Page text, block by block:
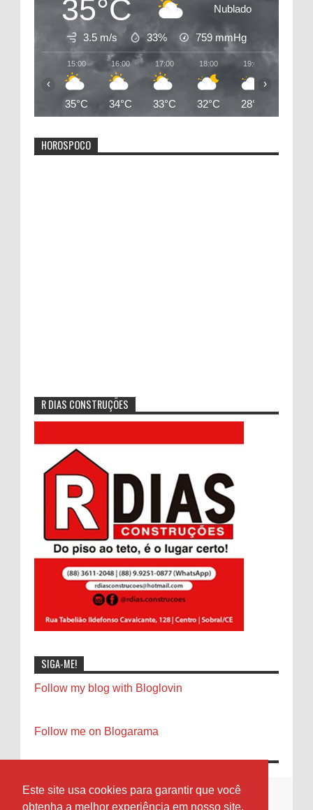
Este site usa cookies para garantir que você
obtenha a melhor experiência em nosso site.
35°C Nublado
3.5 m/s 33% 759 mmHg
15:00
35°C
16:00
34°C
17:00
33°C
18:00
32°C
19:00
28°C
‹ ›
HOROSPOCO
R DIAS CONSTRUÇÕES
SIGA-ME!
Follow my blog with Bloglovin
Follow me on Blogarama